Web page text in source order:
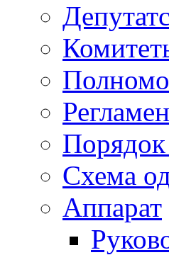
Порядок
Схема
Аппарат